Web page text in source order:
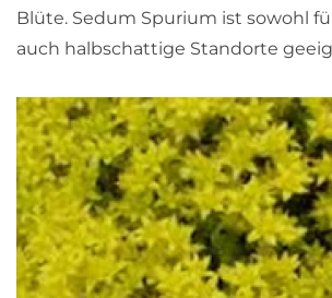
Blüte. Sedum Spurium ist sowohl
auch halbschattige Standorte